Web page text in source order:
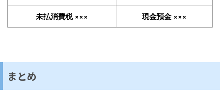
未払消費税 ××× 現金預金 ×××
まとめ